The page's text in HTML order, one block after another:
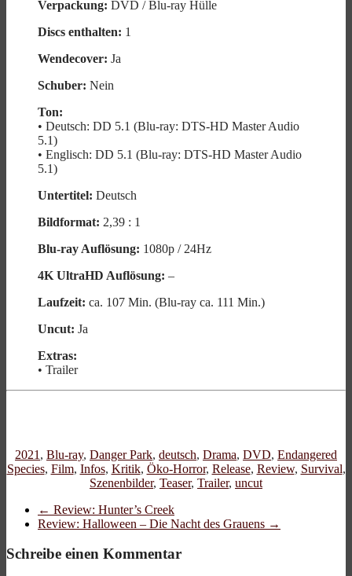
Verpackung: DVD / Blu-ray Hülle
Discs enthalten: 1
Wendecover: Ja
Schuber: Nein
Ton:
• Deutsch: DD 5.1 (Blu-ray: DTS-HD Master Audio
5.1)
• Englisch: DD 5.1 (Blu-ray: DTS-HD Master Audio
5.1)
Untertitel: Deutsch
Bildformat: 2,39 : 1
Blu-ray Auflösung: 1080p / 24Hz
4K UltraHD Auflösung: –
Laufzeit: ca. 107 Min. (Blu-ray ca. 111 Min.)
Uncut: Ja
Extras:
• Trailer
2021 , Blu-ray, Danger Park, deutsch, Drama, DVD, Endangered
Species, Film, Infos, Kritik, Öko-Horror, Release, Review, Survival,
Szenenbilder, Teaser, Trailer, uncut
← Review: Hunter’s Creek
Review: Halloween – Die Nacht des Grauens →
Schreibe einen Kommentar